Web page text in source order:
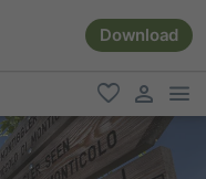
Download
favorit
user link